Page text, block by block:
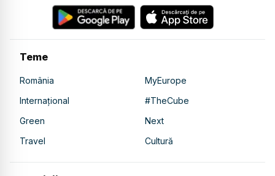
Teme
România
MyEurope
Internațional
#TheCube
Green
Next
Travel
Cultură